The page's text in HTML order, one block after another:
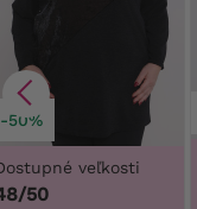
-50%
veľkosti
50